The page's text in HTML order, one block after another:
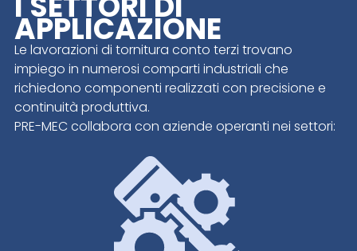
APPLICAZIONE
Le lavorazioni di tornitura conto terzi trovano
impiego in numerosi comparti industriali che
richiedono componenti realizzati con precisione e
continuità produttiva.
PRE-MEC collabora con aziende operanti nei settori: